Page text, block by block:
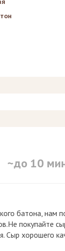
~до 10
батона, нам
покупайте
Сыр хорошего